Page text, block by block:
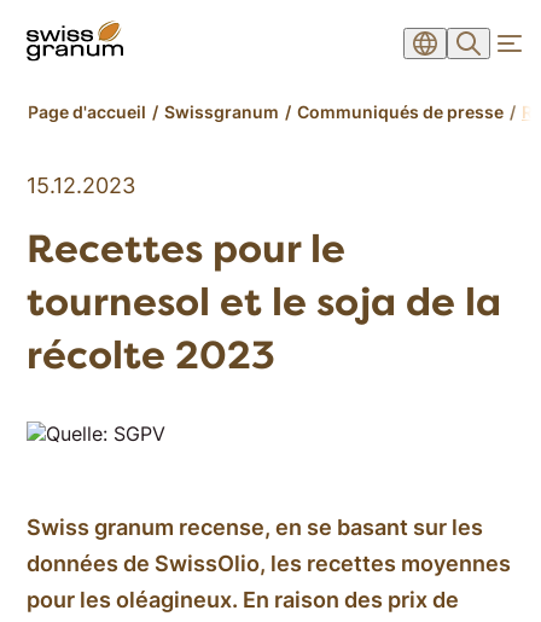
Page d'accueil Swissgranum Communiqués de presse
15.12.2023
Recettes pour le
tournesol et le soja de la
récolte 2023
Swiss granum recense, en se basant sur les
données de SwissOlio, les recettes moyennes
pour les oléagineux. En raison des prix de